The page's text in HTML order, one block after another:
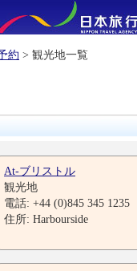
約 > 観光地一覧
At-ブリストル
観光地
電話: +44 (0)845 345 1235
住所: Harbourside